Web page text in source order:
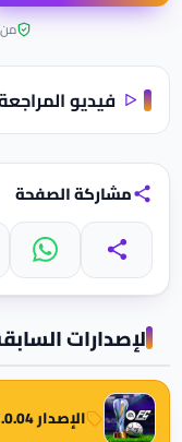
من
فيديو
مشاركة الصفحة
مشاركة واتساب
الإصدارات
الإصدار 27.0.04